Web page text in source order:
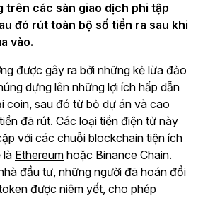
trên các sàn giao dịch phi tập
đó rút toàn bộ số tiền ra sau khi
vào.
được gây ra bởi những kẻ lừa đảo
dựng lên những lợi ích hấp dẫn
coin, sau đó từ bỏ dự án và cao
đã rút. Các loại tiền điện tử này
với các chuỗi blockchain tiện ích
là Ethereum hoặc Binance Chain.
đầu tư, những người đã hoán đổi
được niêm yết, cho phép